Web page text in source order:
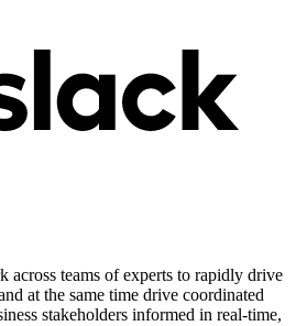
across teams of experts to rapidly drive
at the same time drive coordinated
stakeholders informed in real-time,